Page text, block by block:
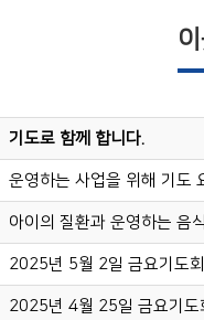
기도로 함께 합니다.
운영하는 사업을 위해 기도
아이의 질환과 운영하는 음
2025년 5월 2일 금요기도
2025년 4월 25일 금요기도